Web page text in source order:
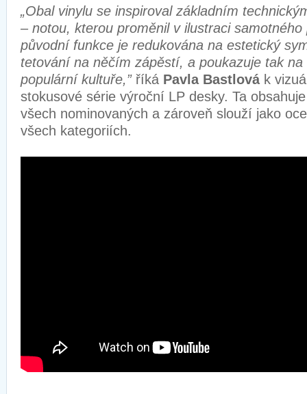
„Obal vinylu se inspiroval základním
– notou, kterou proměnil v ilustraci
původní funkce je redukována na estetický
tetování na něčím zápěstí, a poukazuje tak
populární kultuře,”říká Pavla Bastlová k
stokusové série výroční LP desky. Ta
všech nominovaných a zároveň slouží jako
všech kategoriích.